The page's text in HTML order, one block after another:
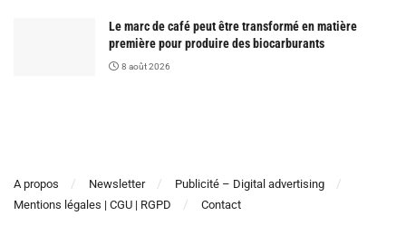
Le marc de café peut être transformé en matière
première pour produire des biocarburants
8 août 2026
A propos Newsletter
Publicité – Digital advertising
Mentions légales | CGU | RGPD
Contact